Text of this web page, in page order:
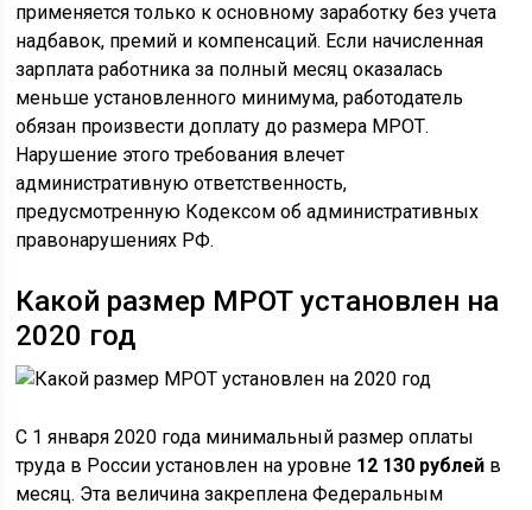
применяется только к основному заработку без учета
надбавок, премий и компенсаций. Если начисленная
зарплата работника за полный месяц оказалась
меньше установленного минимума, работодатель
обязан произвести доплату до размера МРОТ.
Нарушение этого требования влечет
административную ответственность,
предусмотренную Кодексом об административных
правонарушениях РФ.
Какой размер МРОТ установлен на
2020 год
С 1 января 2020 года минимальный размер оплаты
труда в России установлен на уровне 12 130 рублей в
месяц. Эта величина закреплена Федеральным